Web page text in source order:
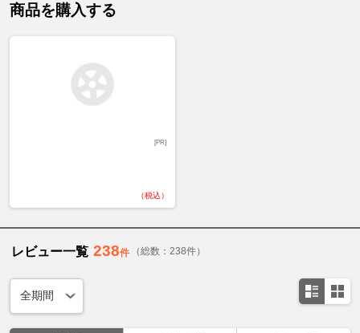
商品を購入する
[PR]
（税込）
レビュー一覧 238件 （総数：238件）